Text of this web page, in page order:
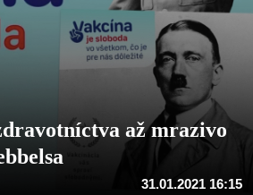
až mrazivo
31.01.2021 16:15